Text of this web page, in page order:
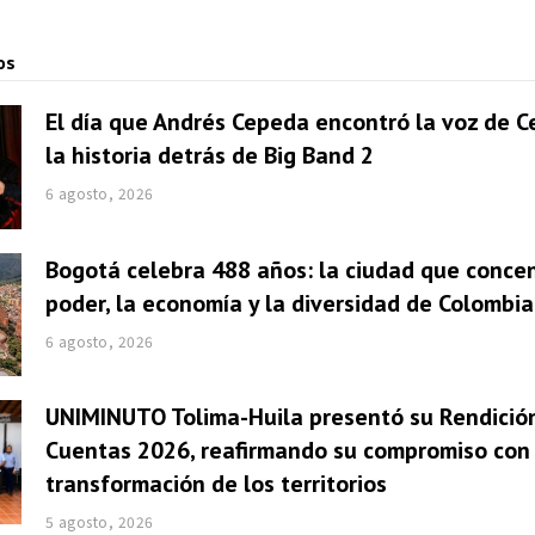
El día que Andrés Cepeda encontró la voz de
la historia detrás de Big Band 2
6 agosto, 2026
Bogotá celebra 488 años: la ciudad que
poder, la economía y la diversidad de Colombia
6 agosto, 2026
UNIMINUTO Tolima-Huila presentó su
Cuentas 2026, reafirmando su compromiso
transformación de los territorios
5 agosto, 2026